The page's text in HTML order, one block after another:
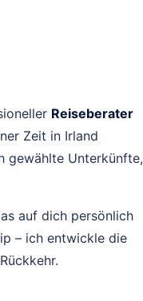
Reiseberater
Zeit in Irland
gewählte Unterkünfte,
auf dich persönlich
– ich entwickle die